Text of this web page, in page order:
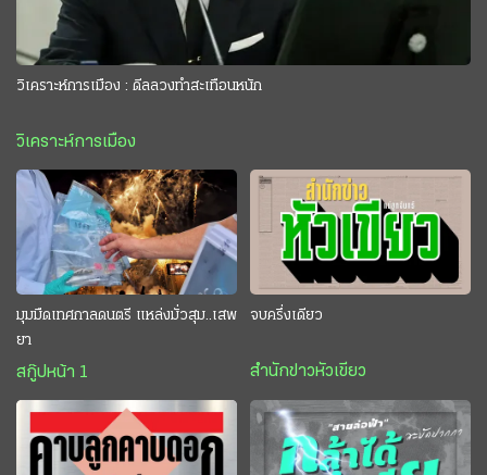
วิเคราะห์การเมือง : ดีลลวงทำสะเทือนหนัก
วิเคราะห์การเมือง
มุมมืดเทศกาลดนตรี แหล่งมั่วสุม..เสพ
ยา
สกู๊ปหน้า 1
จบครึ่งเดียว
สำนักข่าวหัวเขียว